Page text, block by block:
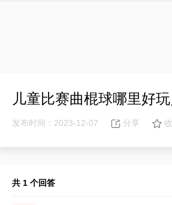
儿童比赛曲棍球哪里好玩
发布时间：2023-12-07 分享
共 1 个回答